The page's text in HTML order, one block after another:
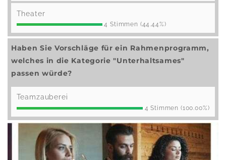
Theater
4 Stimmen (44.44%)
Haben Sie Vorschläge für ein Rahmenprogramm,
welches in die Kategorie "Unterhaltsames"
passen würde?
Teamzauberei
4 Stimmen (100.00%)